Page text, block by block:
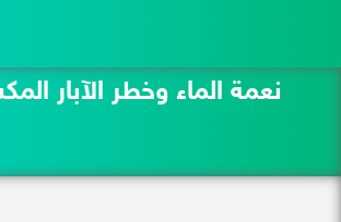
نعمة الماء وخطر الآبار